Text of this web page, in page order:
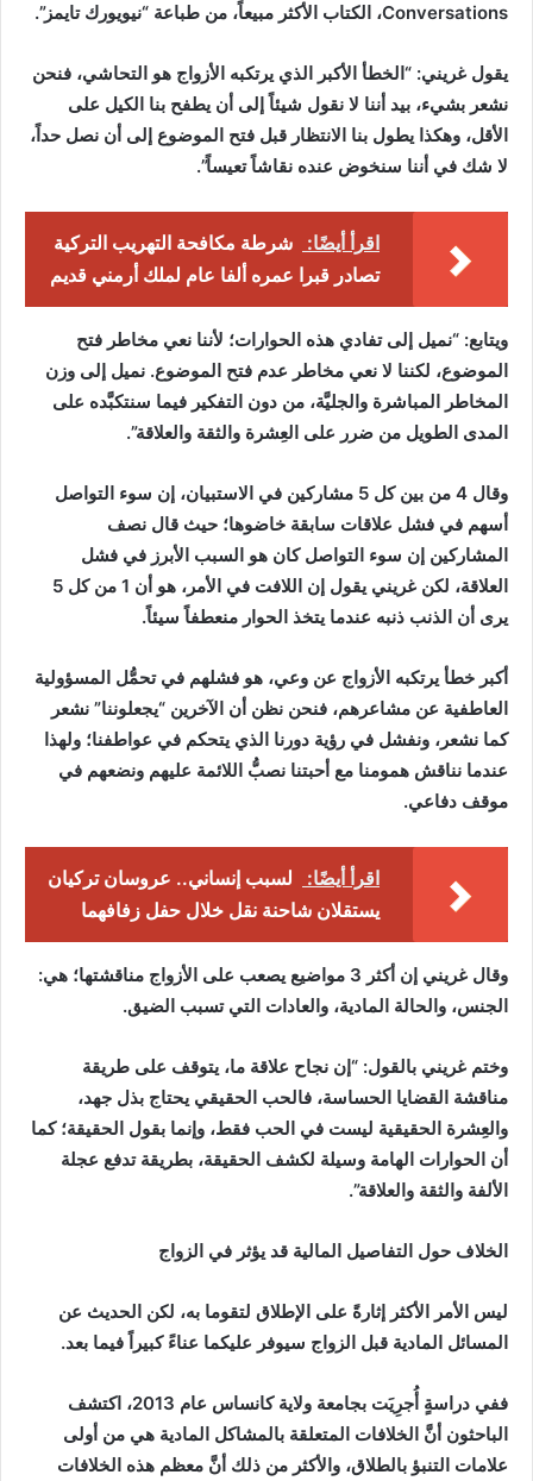
Conversations، الكتاب الأكثر مبيعاً، من طباعة “نيويورك تايمز”.
يقول غريني: “الخطأ الأكبر الذي يرتكبه الأزواج هو التحاشي، فنحن
نشعر بشيء، بيد أننا لا نقول شيئاً إلى أن يطفح بنا الكيل على
الأقل، وهكذا يطول بنا الانتظار قبل فتح الموضوع إلى أن نصل حداً،
لا شك في أننا سنخوض عنده نقاشاً تعيساً”.
اقرأ أيضًا:
شرطة مكافحة التهريب التركية
تصادر قبرا عمره ألفا عام لملك أرمني قديم
ويتابع: “نميل إلى تفادي هذه الحوارات؛ لأننا نعي مخاطر فتح
الموضوع، لكننا لا نعي مخاطر عدم فتح الموضوع. نميل إلى وزن
المخاطر المباشرة والجليَّة، من دون التفكير فيما سنتكبَّده على
المدى الطويل من ضرر على العِشرة والثقة والعلاقة”.
وقال 4 من بين كل 5 مشاركين في الاستبيان، إن سوء التواصل
أسهم في فشل علاقات سابقة خاضوها؛ حيث قال نصف
المشاركين إن سوء التواصل كان هو السبب الأبرز في فشل
العلاقة، لكن غريني يقول إن اللافت في الأمر، هو أن 1 من كل 5
يرى أن الذنب ذنبه عندما يتخذ الحوار منعطفاً سيئاً.
أكبر خطأ يرتكبه الأزواج عن وعي، هو فشلهم في تحمُّل المسؤولية
العاطفية عن مشاعرهم، فنحن نظن أن الآخرين “يجعلوننا” نشعر
كما نشعر، ونفشل في رؤية دورنا الذي يتحكم في عواطفنا؛ ولهذا
عندما نناقش همومنا مع أحبتنا نصبُّ اللائمة عليهم ونضعهم في
موقف دفاعي.
اقرأ أيضًا:
لسبب إنساني.. عروسان تركيان
يستقلان شاحنة نقل خلال حفل زفافهما
وقال غريني إن أكثر 3 مواضيع يصعب على الأزواج مناقشتها؛ هي:
الجنس، والحالة المادية، والعادات التي تسبب الضيق.
وختم غريني بالقول: “إن نجاح علاقة ما، يتوقف على طريقة
مناقشة القضايا الحساسة، فالحب الحقيقي يحتاج بذل جهد،
والعِشرة الحقيقية ليست في الحب فقط، وإنما بقول الحقيقة؛ كما
أن الحوارات الهامة وسيلة لكشف الحقيقة، بطريقة تدفع عجلة
الألفة والثقة والعلاقة”.
الخلاف حول التفاصيل المالية قد يؤثر في الزواج
ليس الأمر الأكثر إثارةً على الإطلاق لتقوما به، لكن الحديث عن
المسائل المادية قبل الزواج سيوفر عليكما عناءً كبيراً فيما بعد.
ففي دراسةٍ أُجرِيَت بجامعة ولاية كانساس عام 2013، اكتشف
الباحثون أنَّ الخلافات المتعلقة بالمشاكل المادية هي من أولى
علامات التنبؤ بالطلاق، والأكثر من ذلك أنَّ معظم هذه الخلافات